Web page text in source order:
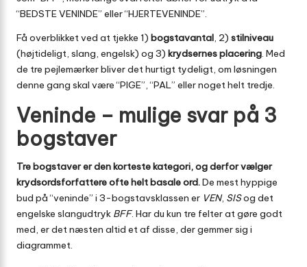
“BEDSTE VENINDE” eller “HJERTEVENINDE”.
Få overblikket ved at tjekke 1) bogstavantal, 2) stilniveau
(højtideligt, slang, engelsk) og 3) krydsernes placering. Med
de tre pejlemærker bliver det hurtigt tydeligt, om løsningen
denne gang skal være “PIGE”, “PAL” eller noget helt tredje.
Veninde – mulige svar på 3
bogstaver
Tre bogstaver er den korteste kategori, og derfor vælger
krydsords­forfattere ofte helt basale ord.De mest hyppige
bud på “veninde” i 3-bogstavs­klassen er VEN, SISog det
engelske slang­udtryk BFF. Har du kun tre felter at gøre godt
med, er det næsten altid et af disse, der gemmer sig i
diagrammet.